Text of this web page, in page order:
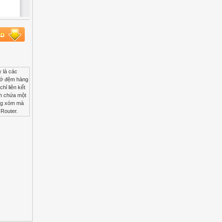
tay và không thể tự động thay đổi theo tình trạng của mạng được, nếu một trong các tuyến của bảng định tuyến bị sự cố thì Router vẫn không thể biết và vẫn cho phép các gói của mình đi qua tuyến này tới đích.Nhược điểm của phương pháp này là định tuyến cho mạng lớn là khó khăn và không hiệu quả.Tuy nhiên định tuyến tĩnh vẫn được sử dụng trong trường hợp có yêu cầ